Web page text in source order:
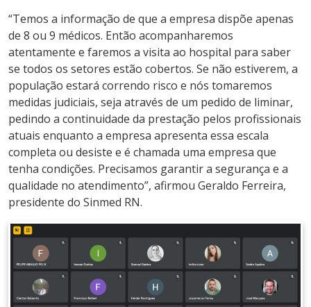
“Temos a informação de que a empresa dispõe apenas
de 8 ou 9 médicos. Então acompanharemos
atentamente e faremos a visita ao hospital para saber
se todos os setores estão cobertos. Se não estiverem, a
população estará correndo risco e nós tomaremos
medidas judiciais, seja através de um pedido de liminar,
pedindo a continuidade da prestação pelos profissionais
atuais enquanto a empresa apresenta essa escala
completa ou desiste e é chamada uma empresa que
tenha condições. Precisamos garantir a segurança e a
qualidade no atendimento”, afirmou Geraldo Ferreira,
presidente do Sinmed RN.